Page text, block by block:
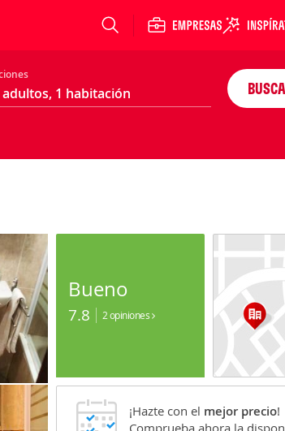
Bueno
7.8 2 opiniones
¡Hazte con el mejor precio!
Comprueba ahora la